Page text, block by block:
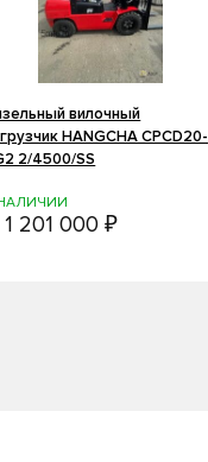
вилочный
HANGCHA CPCD20-
2/4500/SS
1 201 000 ₽